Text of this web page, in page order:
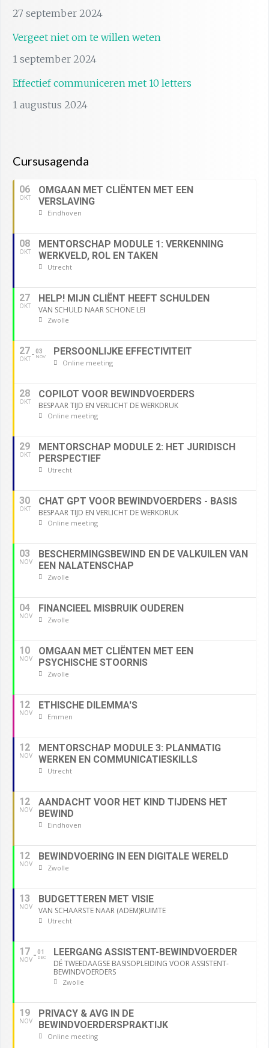
27 september 2024
Vergeet niet om te willen weten
1 september 2024
Effectief communiceren met 10 letters
1 augustus 2024
Cursusagenda
06
OKT
OMGAAN MET CLIËNTEN MET EEN
VERSLAVING
Eindhoven
08
OKT
MENTORSCHAP MODULE 1: VERKENNING
WERKVELD, ROL EN TAKEN
Utrecht
27
OKT
HELP! MIJN CLIËNT HEEFT SCHULDEN
VAN SCHULD NAAR SCHONE LEI
Zwolle
27
OKT
03
NOV PERSOONLIJKE EFFECTIVITEIT
Online meeting
28
OKT
COPILOT VOOR BEWINDVOERDERS
BESPAAR TIJD EN VERLICHT DE WERKDRUK
Online meeting
29
OKT
MENTORSCHAP MODULE 2: HET JURIDISCH
PERSPECTIEF
Utrecht
30
OKT
CHAT GPT VOOR BEWINDVOERDERS - BASIS
BESPAAR TIJD EN VERLICHT DE WERKDRUK
Online meeting
03
NOV
BESCHERMINGSBEWIND EN DE VALKUILEN VAN
EEN NALATENSCHAP
Zwolle
04
NOV
FINANCIEEL MISBRUIK OUDEREN
Zwolle
10
NOV
OMGAAN MET CLIËNTEN MET EEN
PSYCHISCHE STOORNIS
Zwolle
12
NOV
ETHISCHE DILEMMA'S
Emmen
12
NOV
MENTORSCHAP MODULE 3: PLANMATIG
WERKEN EN COMMUNICATIESKILLS
Utrecht
12
NOV
AANDACHT VOOR HET KIND TIJDENS HET
BEWIND
Eindhoven
12
NOV
BEWINDVOERING IN EEN DIGITALE WERELD
Zwolle
13
NOV
BUDGETTEREN MET VISIE
VAN SCHAARSTE NAAR (ADEM)RUIMTE
Utrecht
17
NOV
01
DEC LEERGANG ASSISTENT-BEWINDVOERDER
DÉ TWEEDAAGSE BASISOPLEIDING VOOR ASSISTENT-
BEWINDVOERDERS
Zwolle
19
NOV
PRIVACY & AVG IN DE
BEWINDVOERDERSPRAKTIJK
Online meeting